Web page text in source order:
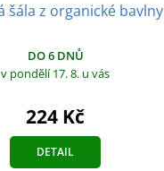
šála z organické bavlny
DO 6 DNŮ
v pondělí 17. 8. u vás
224 Kč
DETAIL